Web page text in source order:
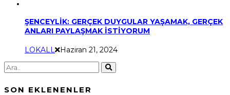
ŞENCEYLİK: GERÇEK DUYGULAR YAŞAMAK, GERÇEK
ANLARI PAYLAŞMAK İSTİYORUM
LOKALL Haziran 21, 2024
SON EKLENENLER